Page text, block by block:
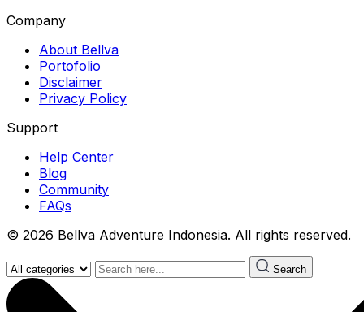
Company
About Bellva
Portofolio
Disclaimer
Privacy Policy
Support
Help Center
Blog
Community
FAQs
© 2026 Bellva Adventure Indonesia. All rights reserved.
Search